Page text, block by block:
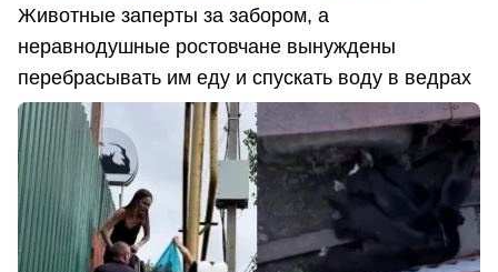
Животные заперты за забором, а
неравнодушные ростовчане вынуждены
перебрасывать им еду и спускать воду в ведрах